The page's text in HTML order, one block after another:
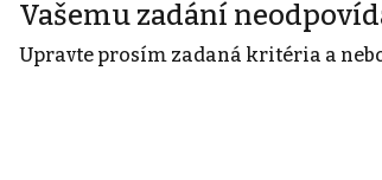
Vašemu zadání
Upravte prosím zadaná kritéria a